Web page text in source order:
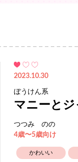
2023.10.30
ぼうけん系
マニーと
つつみ のの
4歳〜5歳向け
かわいい